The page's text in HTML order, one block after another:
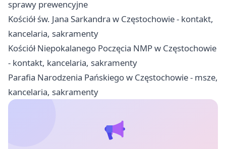
sprawy prewencyjne
Kościół św. Jana Sarkandra w Częstochowie - kontakt,
kancelaria, sakramenty
Kościół Niepokalanego Poczęcia NMP w Częstochowie
- kontakt, kancelaria, sakramenty
Parafia Narodzenia Pańskiego w Częstochowie - msze,
kancelaria, sakramenty